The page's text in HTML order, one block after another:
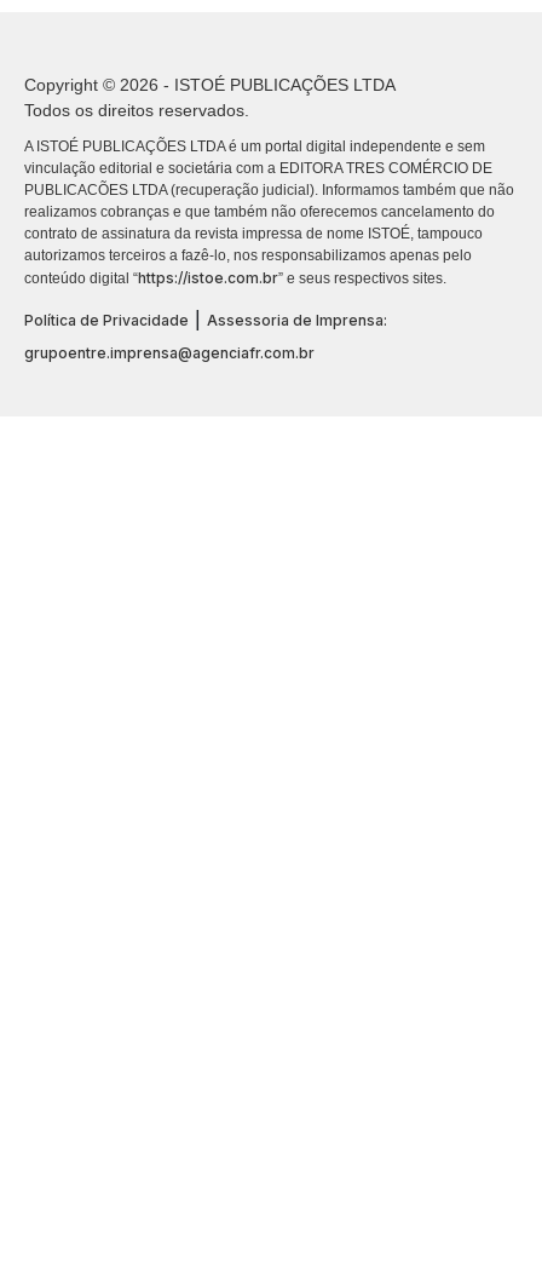
Copyright © 2026 - ISTOÉ PUBLICAÇÕES LTDA
Todos os direitos reservados.
A ISTOÉ PUBLICAÇÕES LTDA é um portal digital independente e sem
vinculação editorial e societária com a EDITORA TRES COMÉRCIO DE
PUBLICACÕES LTDA (recuperação judicial). Informamos também que não
realizamos cobranças e que também não oferecemos cancelamento do
contrato de assinatura da revista impressa de nome ISTOÉ, tampouco
autorizamos terceiros a fazê-lo, nos responsabilizamos apenas pelo
conteúdo digital “https://istoe.com.br” e seus respectivos sites.
Política de Privacidade
Assessoria de Imprensa:
grupoentre.imprensa@agenciafr.com.br